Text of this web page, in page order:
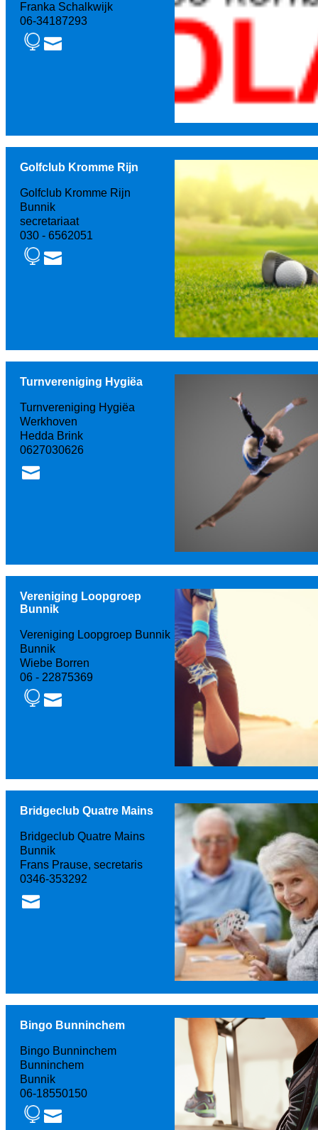
Franka Schalkwijk
06-34187293
Golfclub Kromme Rijn
Golfclub Kromme Rijn
Bunnik
secretariaat
030 - 6562051
Turnvereniging Hygiëa
Turnvereniging Hygiëa
Werkhoven
Hedda Brink
0627030626
Vereniging Loopgroep
Bunnik
Vereniging Loopgroep Bunnik
Bunnik
Wiebe Borren
06 - 22875369
Bridgeclub Quatre Mains
Bridgeclub Quatre Mains
Bunnik
Frans Prause, secretaris
0346-353292
Bingo Bunninchem
Bingo Bunninchem
Bunninchem
Bunnik
06-18550150